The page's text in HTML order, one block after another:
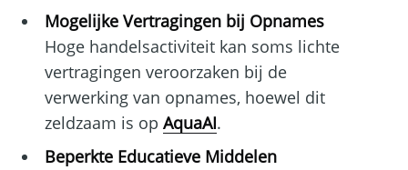
Mogelijke Vertragingen bij Opnames
Hoge handelsactiviteit kan soms lichte
vertragingen veroorzaken bij de
verwerking van opnames, hoewel dit
zeldzaam is op AquaAI.
Beperkte Educatieve Middelen